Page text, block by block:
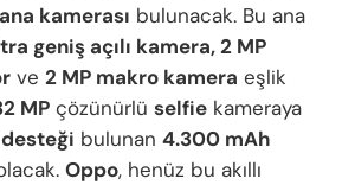
kamerası bulunacak. Bu ana
geniş açılı kamera, 2 MP
ve 2 MP makro kamera eşlik
MP çözünürlü selfie kameraya
desteği bulunan 4.300 mAh
Oppo, henüz bu akıllı